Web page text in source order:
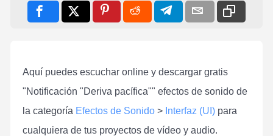
Aquí puedes escuchar online y descargar gratis
"Notificación "Deriva pacífica"" efectos de sonido de
la categoría Efectos de Sonido > Interfaz (UI) para
cualquiera de tus proyectos de vídeo y audio.